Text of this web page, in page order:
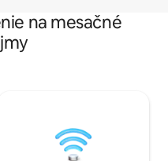
na mesačné